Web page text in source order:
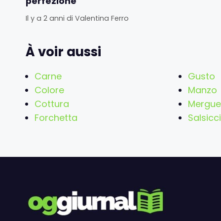
Il y a 2 anni di Valentina Ferro
À voir aussi
Carne
Colore
Cottura
Forchetta
Gusto
Manzo